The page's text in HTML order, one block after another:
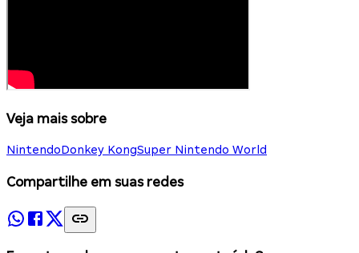
Veja mais sobre
NintendoDonkey KongSuper Nintendo World
Compartilhe em suas redes